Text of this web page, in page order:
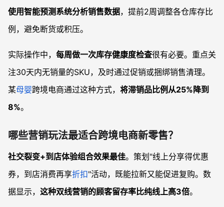
使用智能预测系统分析销售数据，提前2周调整各仓库存比
例，避免断货或积压。
实际操作中， 每周做一次库存健康度检查很有必要。重点关
注30天内无销量的SKU，及时通过促销或捆绑销售清理。
某母婴跨境电商通过这种方式， 将滞销品比例从25%降到
8%。
哪些营销玩法最适合跨境电商新零售？
社交裂变+到店体验组合效果最佳。策划"线上分享得优惠
券，到店消费再享折扣"活动，既能拉新又能促进复购。数
据显示， 这种双线营销的顾客留存率比纯线上高3倍。